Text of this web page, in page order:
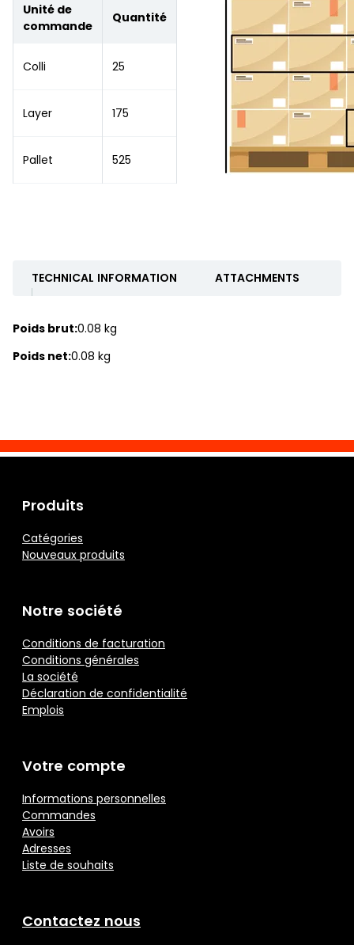
Unité de
commande
Quantité
Colli 25
Layer 175
Pallet 525
TECHNICAL INFORMATION ATTACHMENTS
Poids brut:0.08 kg
Poids net:0.08 kg
Produits
Catégories
Nouveaux produits
Notre société
Conditions de facturation
Conditions générales
La société
Déclaration de confidentialité
Emplois
Votre compte
Informations personnelles
Commandes
Avoirs
Adresses
Liste de souhaits
Contactez nous